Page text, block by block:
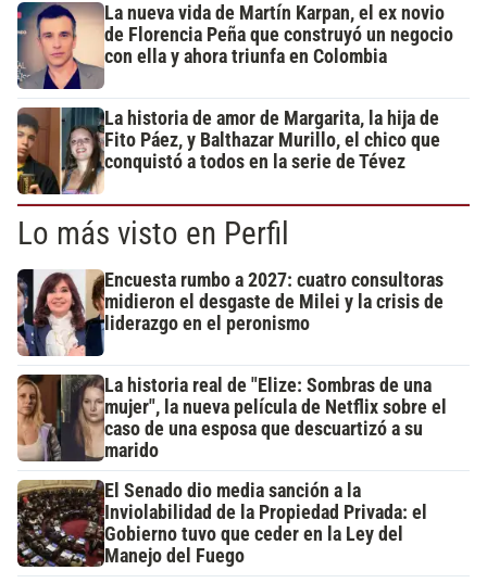
La nueva vida de Martín Karpan, el ex novio
de Florencia Peña que construyó un negocio
con ella y ahora triunfa en Colombia
La historia de amor de Margarita, la hija de
Fito Páez, y Balthazar Murillo, el chico que
conquistó a todos en la serie de Tévez
Lo más visto en Perfil
Encuesta rumbo a 2027: cuatro consultoras
midieron el desgaste de Milei y la crisis de
liderazgo en el peronismo
La historia real de "Elize: Sombras de una
mujer", la nueva película de Netflix sobre el
caso de una esposa que descuartizó a su
marido
El Senado dio media sanción a la
Inviolabilidad de la Propiedad Privada: el
Gobierno tuvo que ceder en la Ley del
Manejo del Fuego